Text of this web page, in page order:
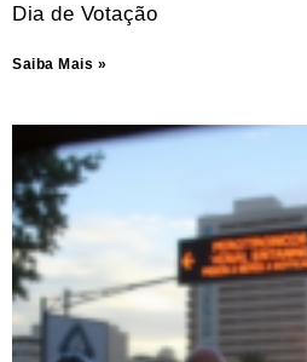
Dia de Votação
Saiba Mais »